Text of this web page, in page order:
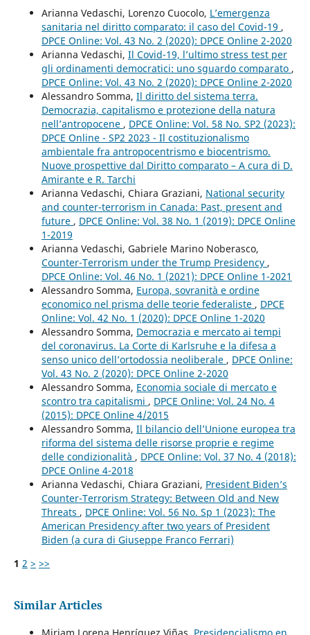
Arianna Vedaschi, Lorenzo Cuocolo, L’emergenza
sanitaria nel diritto comparato: il caso del Covid-19 ,
DPCE Online: Vol. 43 No. 2 (2020): DPCE Online 2-2020
Arianna Vedaschi, Il Covid-19, l’ultimo stress test per
gli ordinamenti democratici: uno sguardo comparato ,
DPCE Online: Vol. 43 No. 2 (2020): DPCE Online 2-2020
Alessandro Somma, Il diritto del sistema terra.
Democrazia, capitalismo e protezione della natura
nell’antropocene , DPCE Online: Vol. 58 No. SP2 (2023):
DPCE Online - SP2 2023 - Il costituzionalismo
ambientale fra antropocentrismo e biocentrismo.
Nuove prospettive dal Diritto comparato – A cura di D.
Amirante e R. Tarchi
Arianna Vedaschi, Chiara Graziani, National security
and counter-terrorism in Canada: Past, present and
future , DPCE Online: Vol. 38 No. 1 (2019): DPCE Online
1-2019
Arianna Vedaschi, Gabriele Marino Noberasco,
Counter-Terrorism under the Trump Presidency ,
DPCE Online: Vol. 46 No. 1 (2021): DPCE Online 1-2021
Alessandro Somma, Europa, sovranità e ordine
economico nel prisma delle teorie federaliste , DPCE
Online: Vol. 42 No. 1 (2020): DPCE Online 1-2020
Alessandro Somma, Democrazia e mercato ai tempi
del coronavirus. La Corte di Karlsruhe e la difesa a
senso unico dell’ortodossia neoliberale , DPCE Online:
Vol. 43 No. 2 (2020): DPCE Online 2-2020
Alessandro Somma, Economia sociale di mercato e
scontro tra capitalismi , DPCE Online: Vol. 24 No. 4
(2015): DPCE Online 4/2015
Alessandro Somma, Il bilancio dell’Unione europea tra
riforma del sistema delle risorse proprie e regime
delle condizionalità , DPCE Online: Vol. 37 No. 4 (2018):
DPCE Online 4-2018
Arianna Vedaschi, Chiara Graziani, President Biden’s
Counter-Terrorism Strategy: Between Old and New
Threats , DPCE Online: Vol. 56 No. Sp 1 (2023): The
American Presidency after two years of President
Biden (a cura di Giuseppe Franco Ferrari)
1 2 > >>
Similar Articles